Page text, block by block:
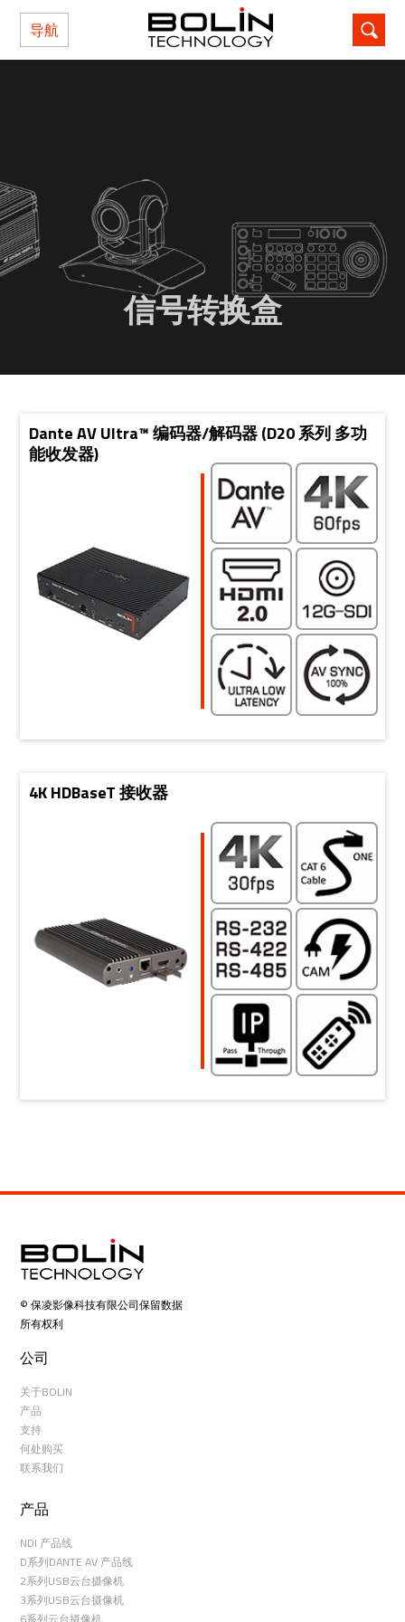
导航
信号转换盒
Dante AV Ultra™ 编码器/解码器 (D20 系列 多功
能收发器)
4K HDBaseT 接收器
© 保凌影像科技有限公司保留数据
所有权利
公司
关于BOLIN
产品
支持
何处购买
联系我们
产品
NDI 产品线
D系列DANTE AV 产品线
2系列USB云台摄像机
3系列USB云台摄像机